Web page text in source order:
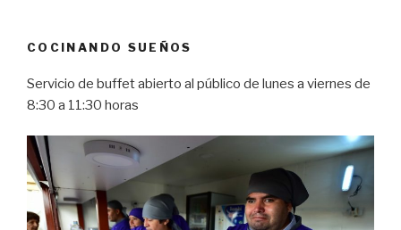
COCINANDO SUEÑOS
Servicio de buffet abierto al público de lunes a viernes de
8:30 a 11:30 horas